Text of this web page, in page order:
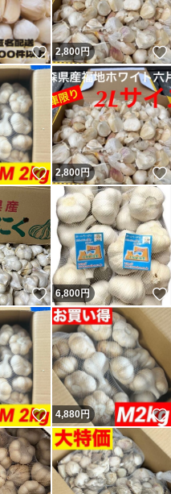
いいね！
2,800円
いいね！
2,800円
いいね！
6,800円
いいね！
4,880円